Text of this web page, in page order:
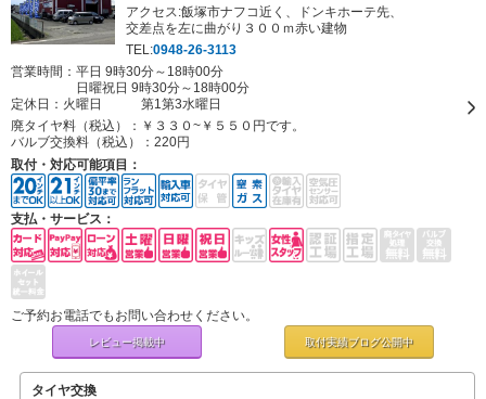
アクセス:飯塚市ナフコ近く、ドンキホーテ先、
交差点を左に曲がり３００ｍ赤い建物
TEL:0948-26-3113
営業時間：平日 9時30分～18時00分
日曜祝日 9時30分～18時00分
定休日： 火曜日 第1第3水曜日
廃タイヤ料（税込）： ￥３３０~￥５５０円です。
バルブ交換料（税込）： 220円
取付・対応可能項目：
支払・サービス：
ご予約お電話でもお問い合わせください。
レビュー掲載中 取付実績ブログ公開中
タイヤ交換